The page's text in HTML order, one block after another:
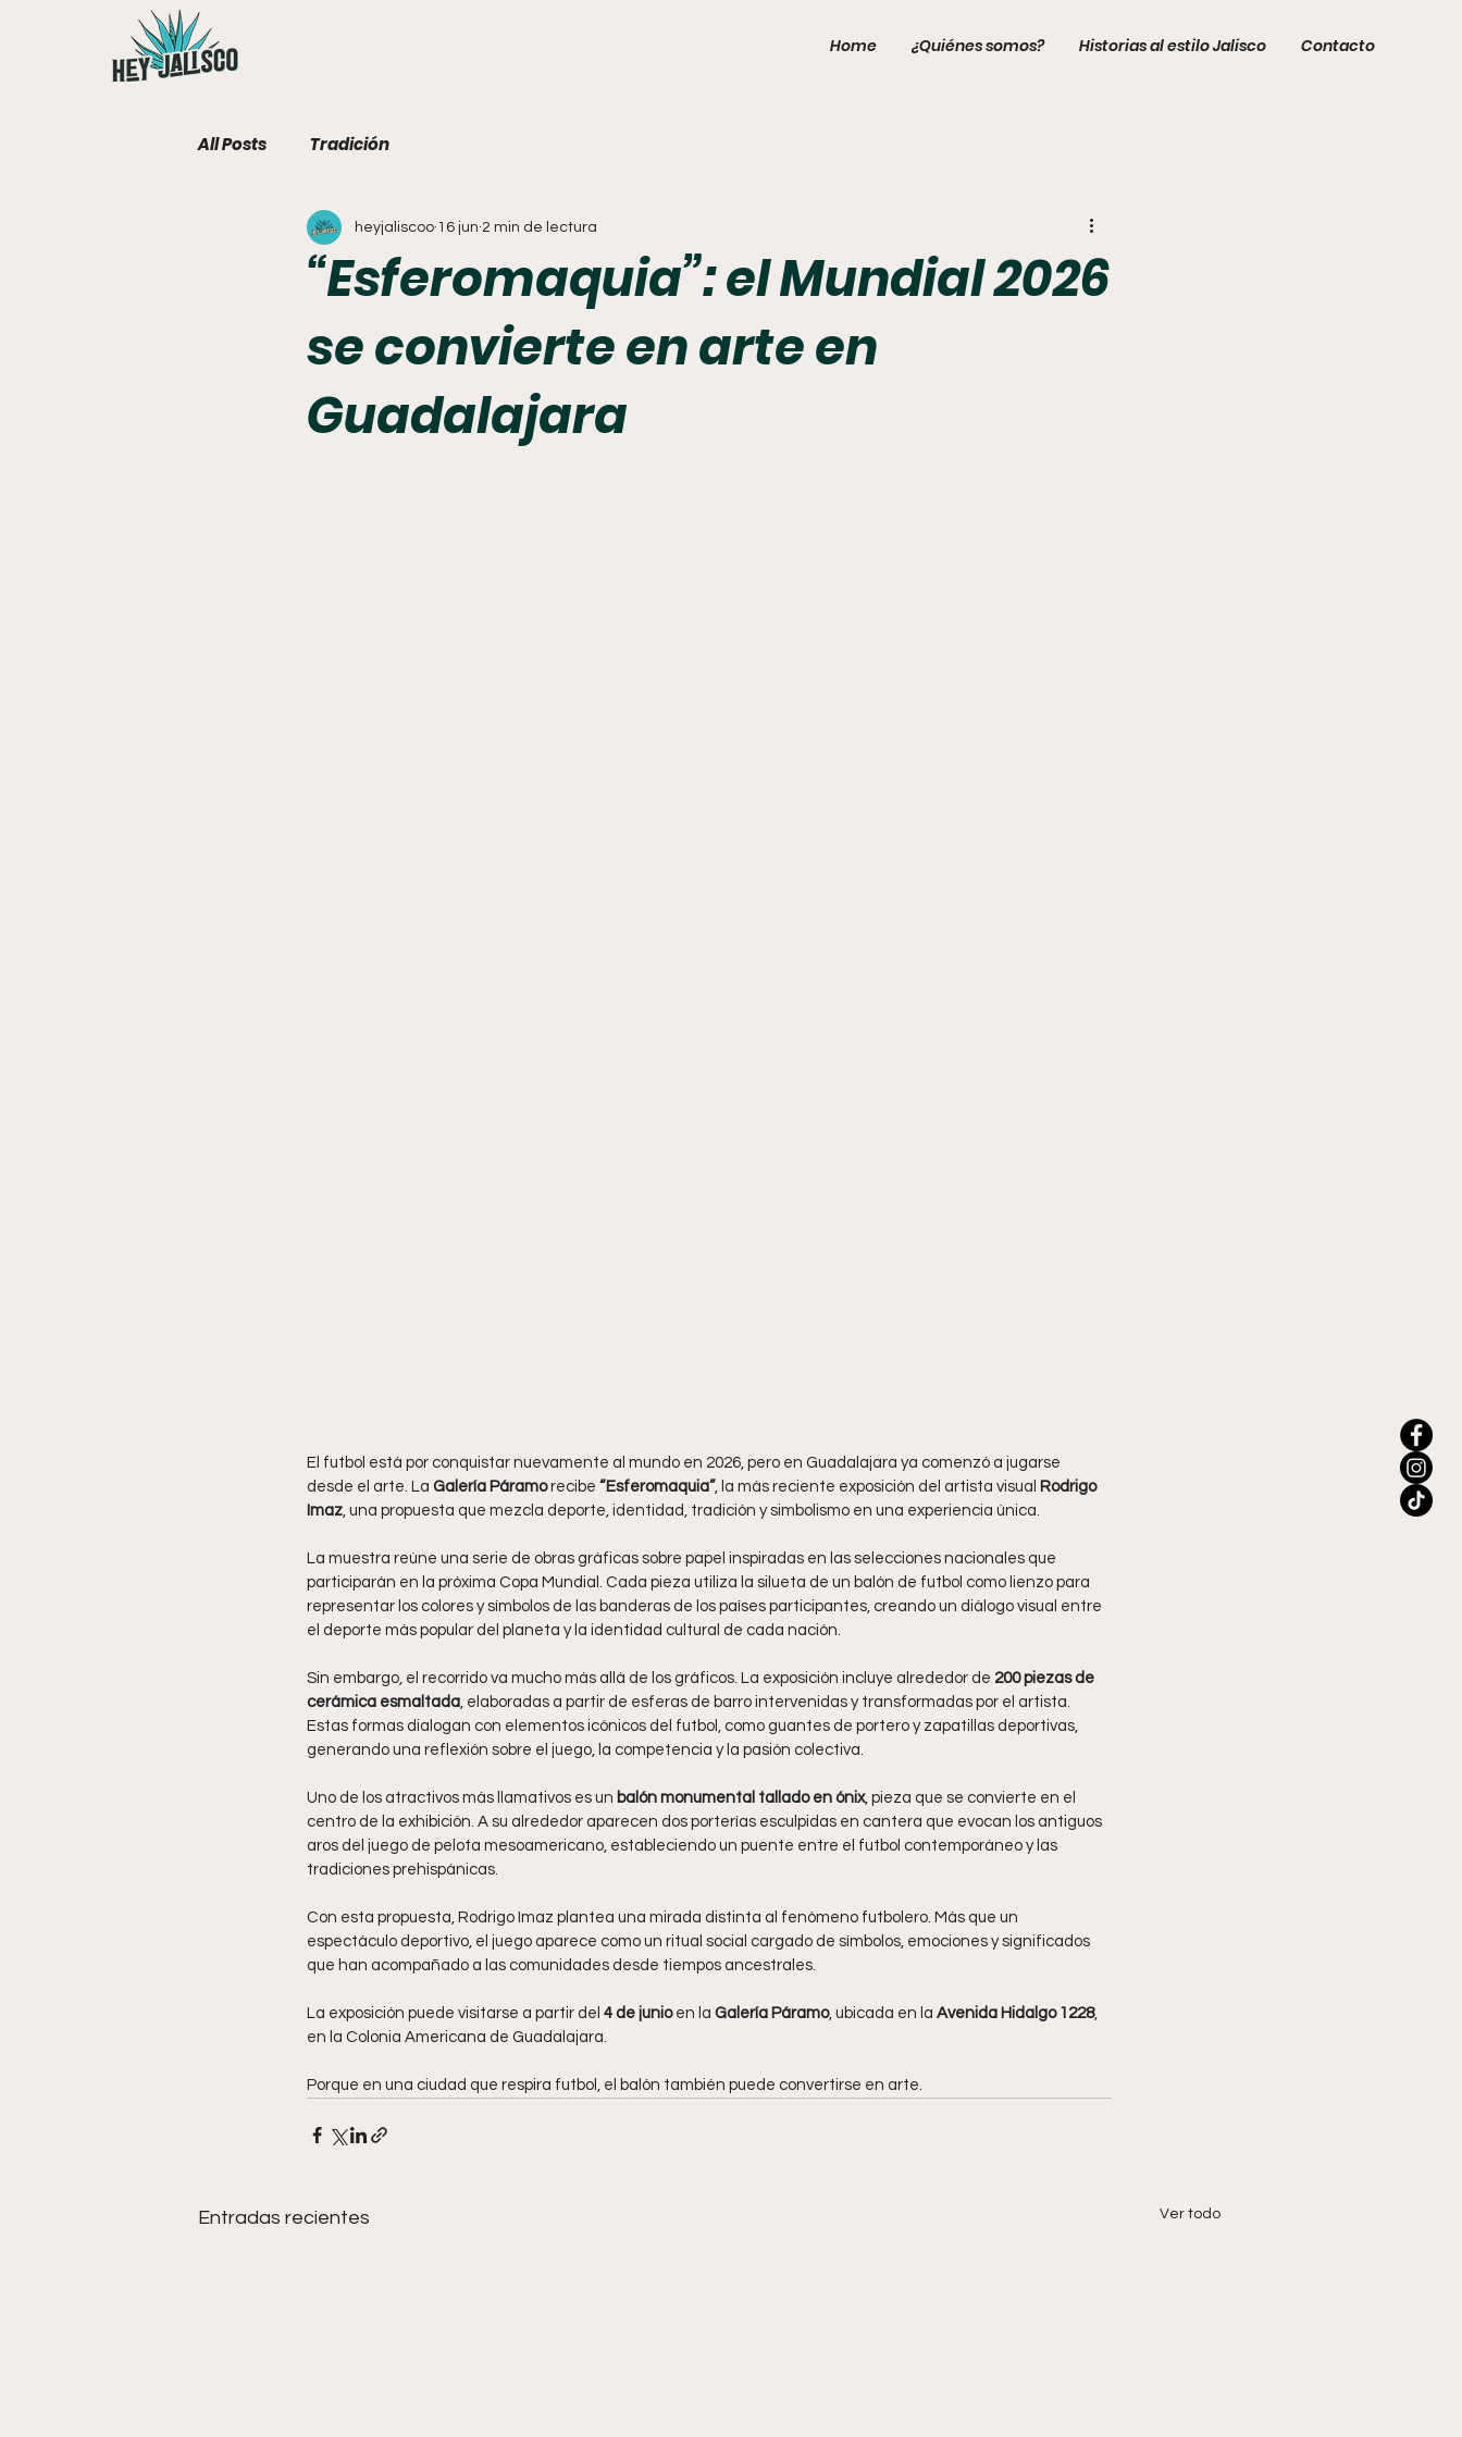
Home ¿Quiénes somos? Historias al estilo Jalisco Contacto
All Posts Tradición
“Esferomaquia”: el Mundial 2026
se convierte en arte en
Guadalajara
heyjaliscoo 16 jun 2 min de lectura
El futbol está por conquistar nuevamente al mundo en 2026, pero en Guadalajara ya comenzó a jugarse
desde el arte. La Galería Páramo recibe “Esferomaquia”, la más reciente exposición del artista visual Rodrigo
Imaz, una propuesta que mezcla deporte, identidad, tradición y simbolismo en una experiencia única.
La muestra reúne una serie de obras gráficas sobre papel inspiradas en las selecciones nacionales que
participarán en la próxima Copa Mundial. Cada pieza utiliza la silueta de un balón de futbol como lienzo para
representar los colores y símbolos de las banderas de los países participantes, creando un diálogo visual entre
el deporte más popular del planeta y la identidad cultural de cada nación.
Sin embargo, el recorrido va mucho más allá de los gráficos. La exposición incluye alrededor de 200 piezas de
cerámica esmaltada, elaboradas a partir de esferas de barro intervenidas y transformadas por el artista.
Estas formas dialogan con elementos icónicos del futbol, como guantes de portero y zapatillas deportivas,
generando una reflexión sobre el juego, la competencia y la pasión colectiva.
Uno de los atractivos más llamativos es un balón monumental tallado en ónix, pieza que se convierte en el
centro de la exhibición. A su alrededor aparecen dos porterías esculpidas en cantera que evocan los antiguos
aros del juego de pelota mesoamericano, estableciendo un puente entre el futbol contemporáneo y las
tradiciones prehispánicas.
Con esta propuesta, Rodrigo Imaz plantea una mirada distinta al fenómeno futbolero. Más que un
espectáculo deportivo, el juego aparece como un ritual social cargado de símbolos, emociones y significados
que han acompañado a las comunidades desde tiempos ancestrales.
La exposición puede visitarse a partir del 4 de junio en la Galería Páramo, ubicada en la Avenida Hidalgo 1228,
en la Colonia Americana de Guadalajara.
Porque en una ciudad que respira futbol, el balón también puede convertirse en arte.
Entradas recientes Ver todo